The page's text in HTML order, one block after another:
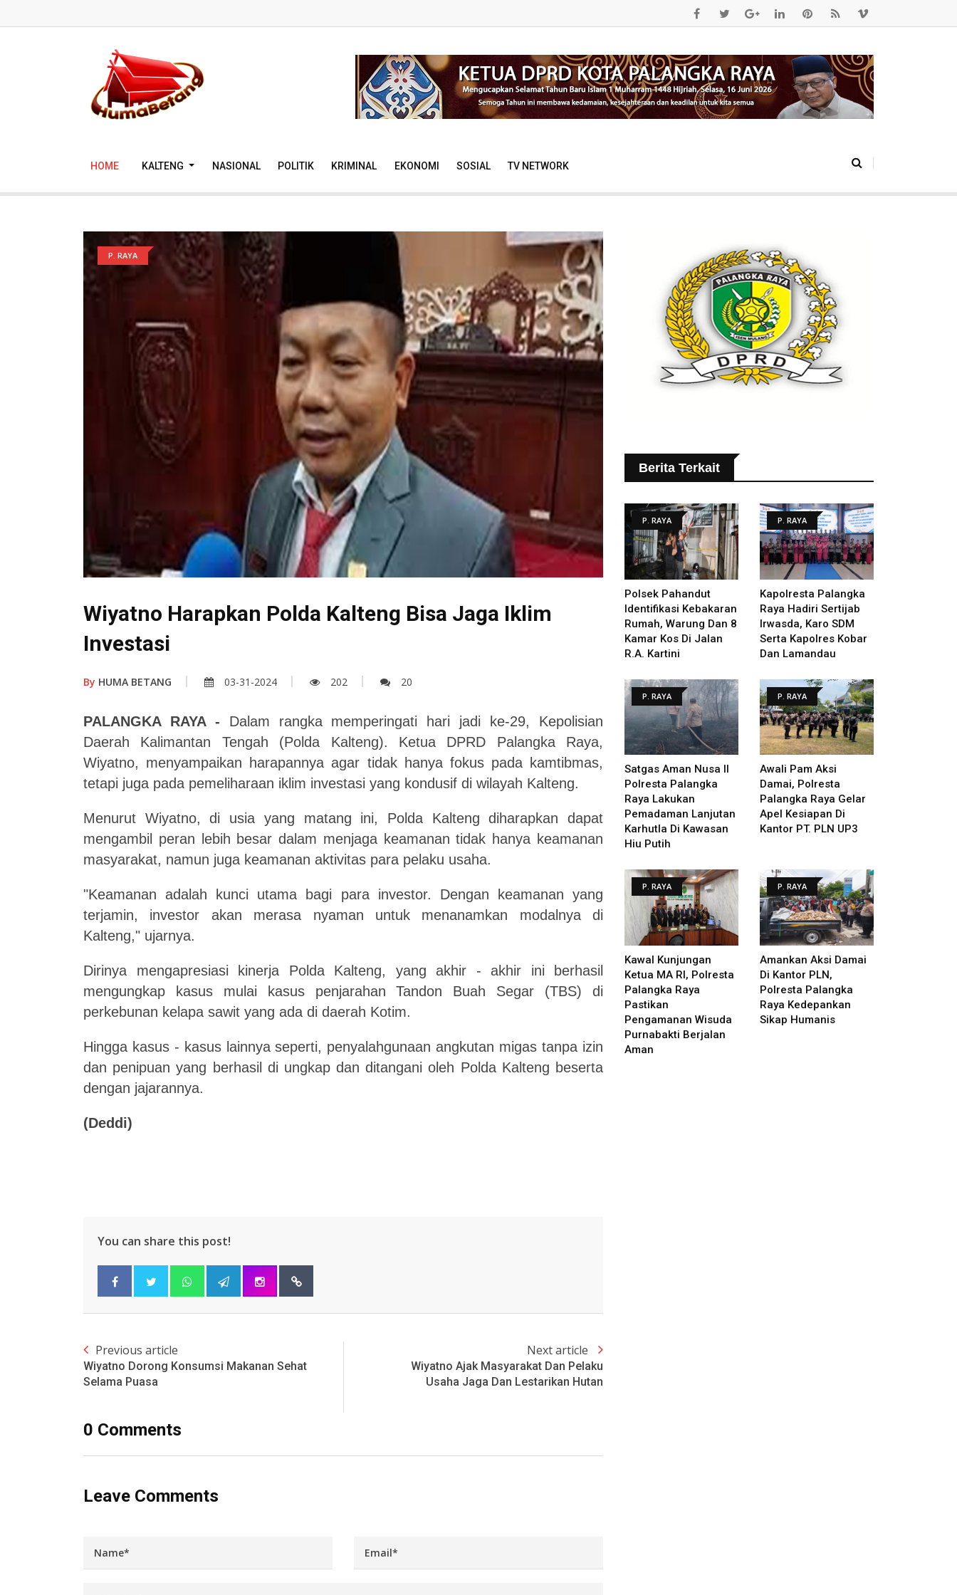
HOME KALTENG NASIONAL POLITIK KRIMINAL EKONOMI SOSIAL TV NETWORK
P. RAYA
Wiyatno Harapkan Polda Kalteng Bisa Jaga Iklim
Investasi
By HUMA BETANG 03-31-2024 202 20
PALANGKA RAYA - Dalam rangka memperingati hari jadi ke-29, Kepolisian
Daerah Kalimantan Tengah (Polda Kalteng). Ketua DPRD Palangka Raya,
Wiyatno, menyampaikan harapannya agar tidak hanya fokus pada kamtibmas,
tetapi juga pada pemeliharaan iklim investasi yang kondusif di wilayah Kalteng.
Menurut Wiyatno, di usia yang matang ini, Polda Kalteng diharapkan dapat
mengambil peran lebih besar dalam menjaga keamanan tidak hanya keamanan
masyarakat, namun juga keamanan aktivitas para pelaku usaha.
"Keamanan adalah kunci utama bagi para investor. Dengan keamanan yang
terjamin, investor akan merasa nyaman untuk menanamkan modalnya di
Kalteng," ujarnya.
Dirinya mengapresiasi kinerja Polda Kalteng, yang akhir - akhir ini berhasil
mengungkap kasus mulai kasus penjarahan Tandon Buah Segar (TBS) di
perkebunan kelapa sawit yang ada di daerah Kotim.
Hingga kasus - kasus lainnya seperti, penyalahgunaan angkutan migas tanpa izin
dan penipuan yang berhasil di ungkap dan ditangani oleh Polda Kalteng beserta
dengan jajarannya.
(Deddi)
You can share this post!
Previous article
Wiyatno Dorong Konsumsi Makanan Sehat
Selama Puasa
Next article
Wiyatno Ajak Masyarakat Dan Pelaku
Usaha Jaga Dan Lestarikan Hutan
0 Comments
Leave Comments
Berita Terkait
P. RAYA
Polsek Pahandut
Identifikasi Kebakaran
Rumah, Warung Dan 8
Kamar Kos Di Jalan
R.A. Kartini
P. RAYA
Kapolresta Palangka
Raya Hadiri Sertijab
Irwasda, Karo SDM
Serta Kapolres Kobar
Dan Lamandau
P. RAYA
Satgas Aman Nusa II
Polresta Palangka
Raya Lakukan
Pemadaman Lanjutan
Karhutla Di Kawasan
Hiu Putih
P. RAYA
Awali Pam Aksi
Damai, Polresta
Palangka Raya Gelar
Apel Kesiapan Di
Kantor PT. PLN UP3
P. RAYA
Kawal Kunjungan
Ketua MA RI, Polresta
Palangka Raya
Pastikan
Pengamanan Wisuda
Purnabakti Berjalan
Aman
P. RAYA
Amankan Aksi Damai
Di Kantor PLN,
Polresta Palangka
Raya Kedepankan
Sikap Humanis